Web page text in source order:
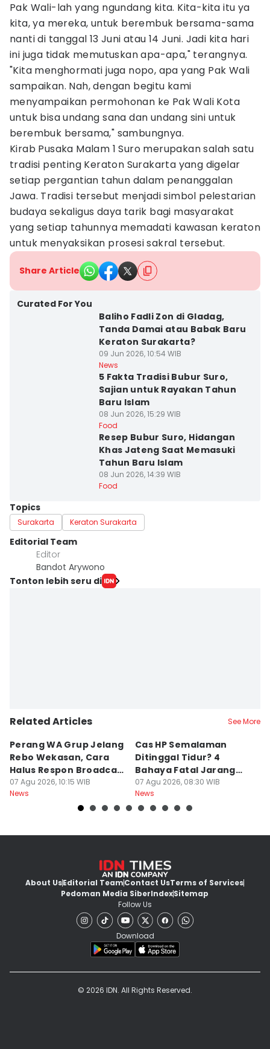
Pak Wali-lah yang ngundang kita. Kita-kita itu ya
kita, ya mereka, untuk berembuk bersama-sama
nanti di tanggal 13 Juni atau 14 Juni. Jadi kita hari
ini juga tidak memutuskan apa-apa," terangnya.
"Kita menghormati juga nopo, apa yang Pak Wali
sampaikan. Nah, dengan begitu kami
menyampaikan permohonan ke Pak Wali Kota
untuk bisa undang sana dan undang sini untuk
berembuk bersama," sambungnya.
Kirab Pusaka Malam 1 Suro merupakan salah satu
tradisi penting Keraton Surakarta yang digelar
setiap pergantian tahun dalam penanggalan
Jawa. Tradisi tersebut menjadi simbol pelestarian
budaya sekaligus daya tarik bagi masyarakat
yang setiap tahunnya memadati kawasan keraton
untuk menyaksikan prosesi sakral tersebut.
Share Article
Curated For You
Baliho Fadli Zon di Gladag,
Tanda Damai atau Babak Baru
Keraton Surakarta?
09 Jun 2026, 10:54 WIB
News
5 Fakta Tradisi Bubur Suro,
Sajian untuk Rayakan Tahun
Baru Islam
08 Jun 2026, 15:29 WIB
Food
Resep Bubur Suro, Hidangan
Khas Jateng Saat Memasuki
Tahun Baru Islam
08 Jun 2026, 14:39 WIB
Food
Topics
Surakarta Keraton Surakarta
Editorial Team
Editor
Bandot Arywono
Tonton lebih seru di
Related Articles See More
Perang WA Grup Jelang
Rebo Wekasan, Cara
Halus Respon Broadcast
Parno
07 Agu 2026, 10:15 WIB
News
Cas HP Semalaman
Ditinggal Tidur? 4
Bahaya Fatal Jarang
Disadari Pekerja Kantor
07 Agu 2026, 08:30 WIB
News
About UsEditorial TeamContact UsTerms of Services
Pedoman Media SiberIndexSitemap
Follow Us
Download
© 2026 IDN. All Rights Reserved.